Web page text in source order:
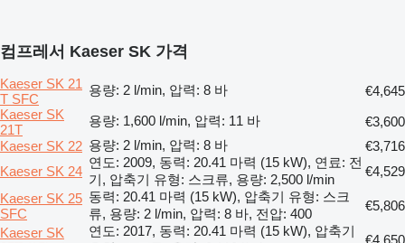
컴프레서 Kaeser SK 가격
Kaeser SK 21
T SFC
용량: 2 l/min, 압력: 8 바
€4,645
Kaeser SK
21T
용량: 1,600 l/min, 압력: 11 바
€3,600
Kaeser SK 22 용량: 2 l/min, 압력: 8 바
€3,716
Kaeser SK 24
연도: 2009, 동력: 20.41 마력 (15 kW), 연료: 전
기, 압축기 유형: 스크류, 용량: 2,500 l/min
€4,529
Kaeser SK 25
SFC
동력: 20.41 마력 (15 kW), 압축기 유형: 스크
류, 용량: 2 l/min, 압력: 8 바, 전압: 400
€5,806
Kaeser SK
연도: 2017, 동력: 20.41 마력 (15 kW), 압축기
€4,650